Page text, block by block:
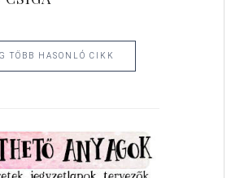
TÖBB HASONLÓ CIKK